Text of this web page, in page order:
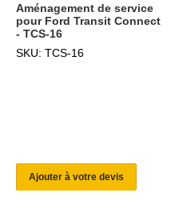
Aménagement de service
pour Ford Transit Connect
- TCS-16
SKU: TCS-16
Ajouter à votre devis